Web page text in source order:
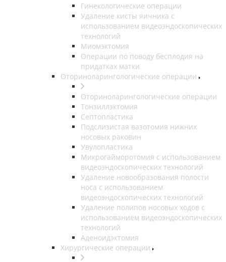
Гинекологические операции
Удаление кисты яичника с
использованием видеоэндоскопических
технологий
Миомэктомия
Операции по поводу бесплодия на
придатках матки
Оториноларингологические операции
Оториноларингологические операции
Тонзиллэктомия
Септопластика
Подслизистая вазотомия нижних
носовых раковин
Увулопластика
Микрогайморотомия с использованием
видеоэндоскопических технологий
Удаление новообразования полости
носа с использованием
видеоэндоскопических технологий
Удаление полипов носовых ходов с
использованием видеоэндоскопических
технологий
Аденоидэктомия
Хирургические операции